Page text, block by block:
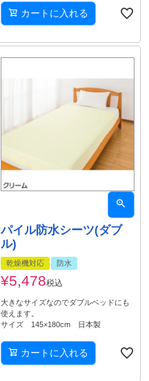
カートに入れる
パイル防水シーツ(ダブ
ル)
乾燥機対応 防水
¥5,478税込
大きなサイズなのでダブルベッドにも
使えます。
サイズ 145×180cm 日本製
カートに入れる